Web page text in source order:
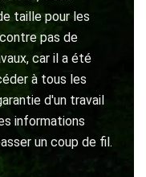
taille pour les
pas de
car il a été
à tous les
d'un travail
informations
un coup de fil.